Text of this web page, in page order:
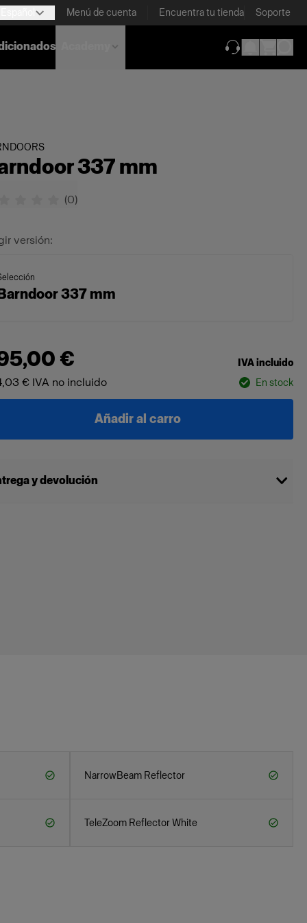
Menú de cuenta Encuentra tu tienda Soporte
337 mm
(0)
versión:
337 mm
€ IVA incluido
€ IVA no incluido En stock
Añadir al carro
y devolución
NarrowBeam Reflector
TeleZoom Reflector White